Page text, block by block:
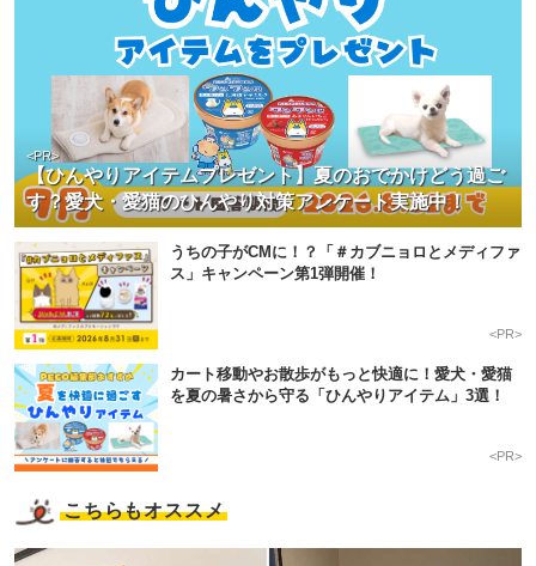
【ひんやりアイテムプレゼント】夏のおでかけどう過ご
す？愛犬・愛猫のひんやり対策アンケート実施中！
<PR>
うちの子がCMに！？「＃カブニョロとメディファ
ス」キャンペーン第1弾開催！
<PR>
カート移動やお散歩がもっと快適に！愛犬・愛猫
を夏の暑さから守る「ひんやりアイテム」3選！
<PR>
こちらもオススメ